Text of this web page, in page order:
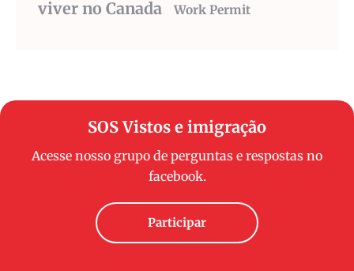
viver no Canada Work Permit
SOS Vistos e imigração
Acesse nosso grupo de perguntas e respostas no
facebook.
Participar